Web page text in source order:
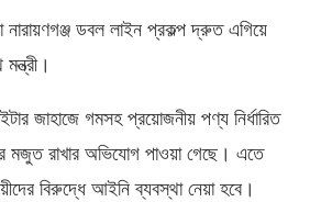
নারায়ণগঞ্জ ডবল লাইন প্রকল্প দ্রুত এগিয়ে
জাহাজে গমসহ প্রয়োজনীয় পণ্য নির্ধারিত
মজুত রাখার অভিযোগ পাওয়া গেছে। এতে
বিরুদ্ধে আইনি ব্যবস্থা নেয়া হবে।